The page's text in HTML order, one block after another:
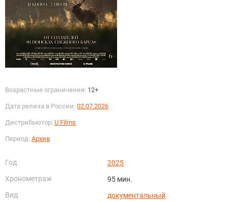
Возрастные ограничения: 12+
Дата релиза в России: 02.07.2026
Дистрибьютор: U Films
Период: Архив
Год
2025
Хронометраж
95 мин.
Вид
документальный